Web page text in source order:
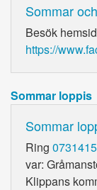
Sommar
Besök
https://
Sommar loppis
Sommar
Ring
var:
Klippans